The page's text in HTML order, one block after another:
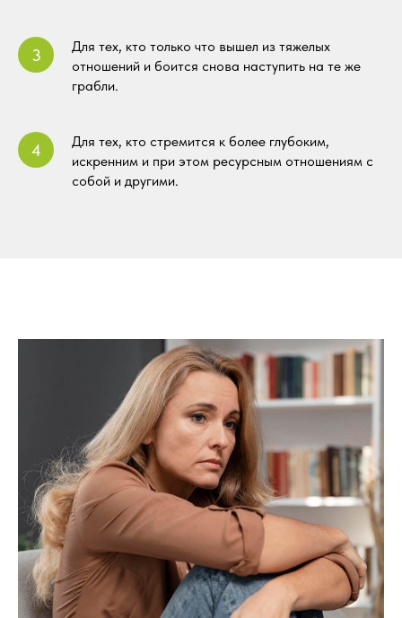
Для тех, кто только что вышел из тяжелых
отношений и боится снова наступить на те же
грабли.
Для тех, кто стремится к более глубоким,
искренним и при этом ресурсным отношениям с
собой и другими.